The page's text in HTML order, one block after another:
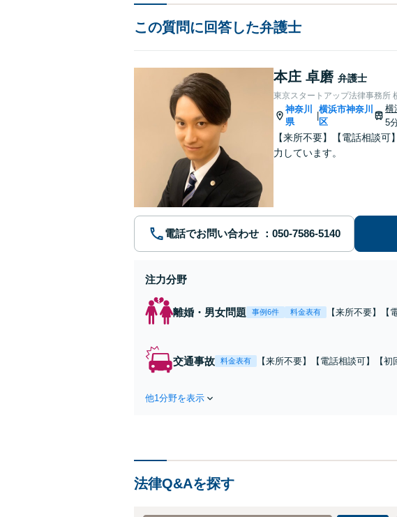
この質問に回答した弁護士
本庄 卓磨 弁護士
東京スタートアップ法律事務所
神奈川
県
横浜市神奈川
区
横
5
【来所不要】【電話相談
力しています。
電話でお問い合わせ
注力分野
離婚・男女問題 事例6件 料金表有
【来所不要】【
交通事故 料金表有
【来所不要】【電話相談可】【
他1分野を表示
法律Q&Aを探す